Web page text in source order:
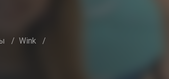
/ Wink /